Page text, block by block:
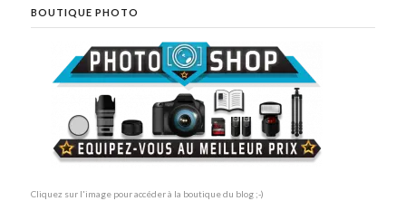
BOUTIQUE PHOTO
Cliquez sur l'image pour accéder à la boutique du blog ;-)